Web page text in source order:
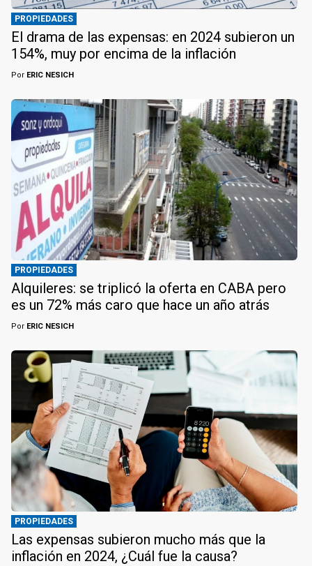
PROPIEDADES
El drama de las expensas: en 2024 subieron un
154%, muy por encima de la inflación
Por ERIC NESICH
PROPIEDADES
Alquileres: se triplicó la oferta en CABA pero
es un 72% más caro que hace un año atrás
Por ERIC NESICH
PROPIEDADES
Las expensas subieron mucho más que la
inflación en 2024, ¿Cuál fue la causa?